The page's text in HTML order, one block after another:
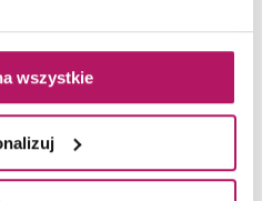
wszystkie
PLN
najniższa cena
PRODUKT